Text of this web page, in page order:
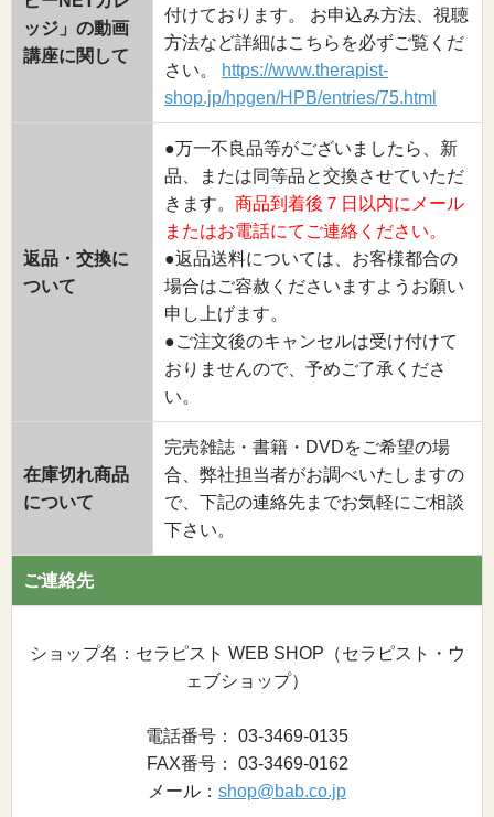
ッジ」の動画
講座に関して
付けております。 お申込み方法、視聴
方法など詳細はこちらを必ずご覧くだ
さい。
https://www.therapist-
shop.jp/hpgen/HPB/entries/75.html
返品・交換に
ついて
●万一不良品等がございましたら、新
品、または同等品と交換させていただ
きます。 商品到着後７日以内にメール
またはお電話にてご連絡ください。
●返品送料については、お客様都合の
場合はご容赦くださいますようお願い
申し上げます。
●ご注文後のキャンセルは受け付けて
おりませんので、予めご了承くださ
い。
在庫切れ商品
について
完売雑誌・書籍・DVDをご希望の場
合、弊社担当者がお調べいたしますの
で、下記の連絡先までお気軽にご相談
下さい。
ご連絡先
ショップ名：セラピスト WEB SHOP（セラピスト・ウ
ェブショップ）
電話番号： 03-3469-0135
FAX番号： 03-3469-0162
メール： shop@bab.co.jp